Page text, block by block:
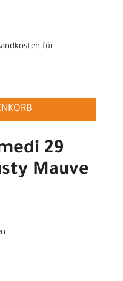
für
29
Mauve